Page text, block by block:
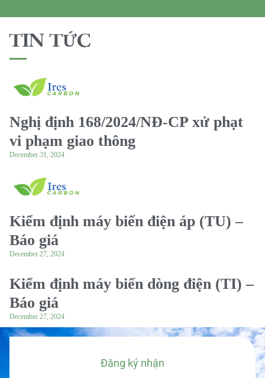
TIN TỨC
Nghị định 168/2024/NĐ-CP xử phạt
vi phạm giao thông
December 31, 2024
Kiểm định máy biến điện áp (TU) –
Báo giá
December 27, 2024
Kiểm định máy biến dòng điện (TI) –
Báo giá
December 27, 2024
Đăng ký nhận